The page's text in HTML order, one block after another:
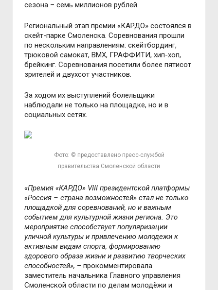
сезона – семь миллионов рублей.
Региональный этап премии «КАРДО» состоялся в
скейт-парке Смоленска. Соревнования прошли
по нескольким направлениям: скейтбординг,
трюковой самокат, ВМХ, ГРАФФИТИ, хип-хоп,
брейкинг. Соревнования посетили более пятисот
зрителей и двухсот участников.
За ходом их выступлений болельщики
наблюдали не только на площадке, но и в
социальных сетях.
Фото: © предоставлено пресс-службой
правительства Смоленской области
«Премия «КАРДО» VIII президентской платформы
«Россия – страна возможностей» стал не только
площадкой для соревнований, но и важным
событием для культурной жизни региона. Это
мероприятие способствует популяризации
уличной культуры и привлечению молодежи к
активным видам спорта, формированию
здорового образа жизни и развитию творческих
способностей», – прокомментировала
заместитель начальника Главного управления
Смоленской области по делам молодёжи и